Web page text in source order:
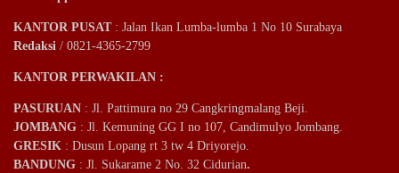
KANTOR PUSAT: Jalan Ikan Lumba-lumba 1 No 10 Surabaya
Redaksi / 0821-4365-2799
KANTOR PERWAKILAN :
PASURUAN : Jl. Pattimura no 29 Cangkringmalang Beji.
JOMBANG : Jl. Kemuning GG I no 107, Candimulyo Jombang.
GRESIK : Dusun Lopang rt 3 tw 4 Driyorejo.
BANDUNG : Jl. Sukarame 2 No. 32 Cidurian.